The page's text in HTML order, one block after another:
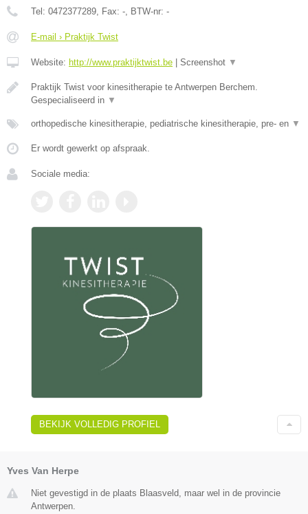
Tel: 0472377289, Fax: -, BTW-nr: -
E-mail › Praktijk Twist
Website: http://www.praktijktwist.be Screenshot ▼
Praktijk Twist voor kinesitherapie te Antwerpen Berchem.
Gespecialiseerd in ▼
orthopedische kinesitherapie, pediatrische kinesitherapie, pre- en ▼
Er wordt gewerkt op afspraak.
Sociale media:
BEKIJK VOLLEDIG PROFIEL
Yves Van Herpe
Niet gevestigd in de plaats Blaasveld, maar wel in de provincie
Antwerpen.